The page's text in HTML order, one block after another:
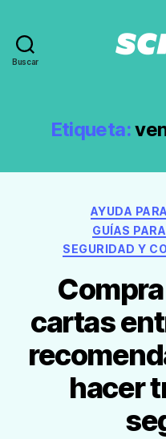
Buscar
Etiqueta:
AYUDA
GUÍAS
SEGURIDAD Y
cartas
hacer